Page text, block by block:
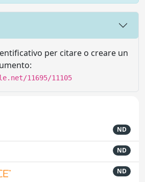
per citare o creare un
11695/11105
ND
ND
ND